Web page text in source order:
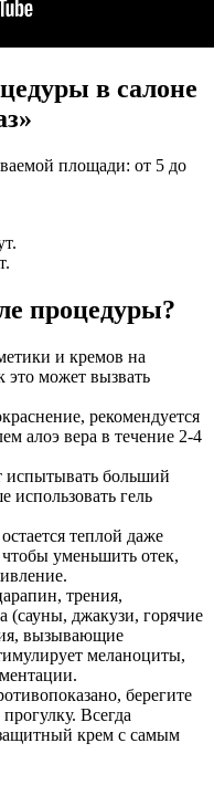
в салоне
площади: от 5 до
процедуры?
и кремов на
это может вызвать
рекомендуется
алоэ вера в течение 2-4
испытывать больший
использовать гель
теплой даже
уменьшить отек,
трения,
(сауны, джакузи, горячие
вызывающие
меланоциты,
берегите
Всегда
крем с самым